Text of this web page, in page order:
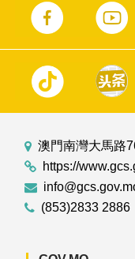
澳門南灣大馬路
https://
(853)2833 2886